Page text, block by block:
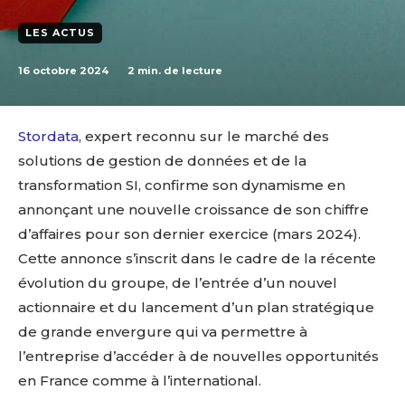
LES ACTUS
16 octobre 2024 2 min. de lecture
Stordata, expert reconnu sur le marché des
solutions de gestion de données et de la
transformation SI, confirme son dynamisme en
annonçant une nouvelle croissance de son chiffre
d’affaires pour son dernier exercice (mars 2024).
Cette annonce s’inscrit dans le cadre de la récente
évolution du groupe, de l’entrée d’un nouvel
actionnaire et du lancement d’un plan stratégique
de grande envergure qui va permettre à
l’entreprise d’accéder à de nouvelles opportunités
en France comme à l’international.